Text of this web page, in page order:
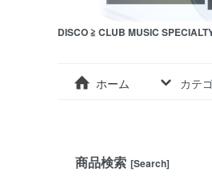
DISCO ≧ CLUB MUSIC
ホーム カテ
商品検索 [Search]